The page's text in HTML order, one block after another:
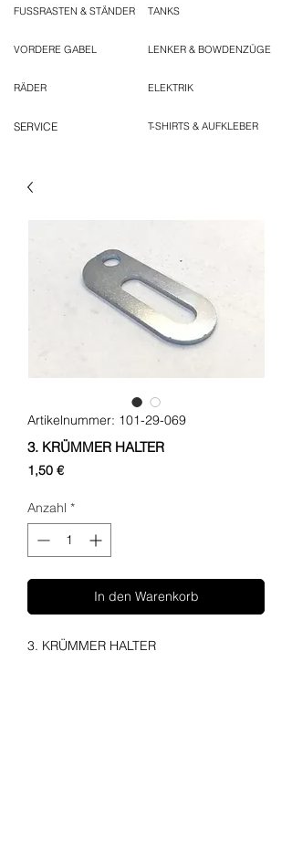
FUSSRASTEN & STÄNDER
VORDERE GABEL
RÄDER
SERVICE
TANKS
LENKER & BOWDENZÜGE
ELEKTRIK
T-SHIRTS & AUFKLEBER
Artikelnummer: 101-29-069
3. KRÜMMER HALTER
1,50 €Preis
Anzahl *
In den Warenkorb
3. KRÜMMER HALTER